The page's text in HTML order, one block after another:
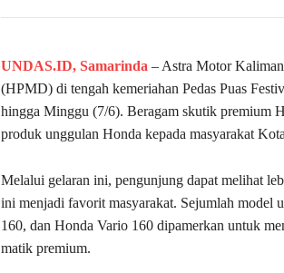
UNDAS.ID, Samarinda – Astra Motor
(HPMD) di tengah kemeriahan Pedas Puas
hingga Minggu (7/6). Beragam skutik premium
produk unggulan Honda kepada masyarakat
Melalui gelaran ini, pengunjung dapat melihat
ini menjadi favorit masyarakat. Sejumlah
160, dan Honda Vario 160 dipamerkan untuk
matik premium.